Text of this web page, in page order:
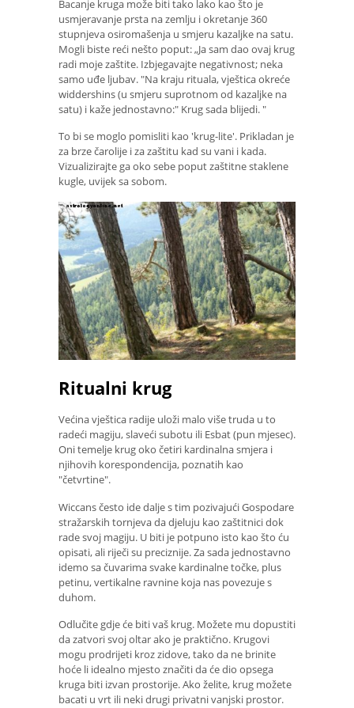
Bacanje kruga može biti tako lako kao što je
usmjeravanje prsta na zemlju i okretanje 360 ​​
stupnjeva osiromašenja u smjeru kazaljke na satu.
Mogli biste reći nešto poput: „Ja sam dao ovaj krug
radi moje zaštite. Izbjegavajte negativnost; neka
samo uđe ljubav. "Na kraju rituala, vještica okreće
widdershins (u smjeru suprotnom od kazaljke na
satu) i kaže jednostavno:" Krug sada blijedi. "
To bi se moglo pomisliti kao 'krug-lite'. Prikladan je
za brze čarolije i za zaštitu kad su vani i kada.
Vizualizirajte ga oko sebe poput zaštitne staklene
kugle, uvijek sa sobom.
Ritualni krug
Većina vještica radije uloži malo više truda u to
radeći magiju, slaveći subotu ili Esbat (pun mjesec).
Oni temelje krug oko četiri kardinalna smjera i
njihovih korespondencija, poznatih kao
"četvrtine".
Wiccans često ide dalje s tim pozivajući Gospodare
stražarskih tornjeva da djeluju kao zaštitnici dok
rade svoj magiju. U biti je potpuno isto kao što ću
opisati, ali riječi su preciznije. Za sada jednostavno
idemo sa čuvarima svake kardinalne točke, plus
petinu, vertikalne ravnine koja nas povezuje s
duhom.
Odlučite gdje će biti vaš krug. Možete mu dopustiti
da zatvori svoj oltar ako je praktično. Krugovi
mogu prodrijeti kroz zidove, tako da ne brinite
hoće li idealno mjesto značiti da će dio opsega
kruga biti izvan prostorije. Ako želite, krug možete
bacati u vrt ili neki drugi privatni vanjski prostor.